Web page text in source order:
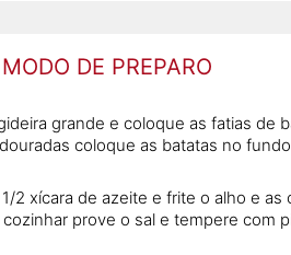
MODO DE PREPARO
grande e coloque as fatias de
coloque as batatas no
2 xícara de azeite e frite o alho e as
prove o sal e tempere com